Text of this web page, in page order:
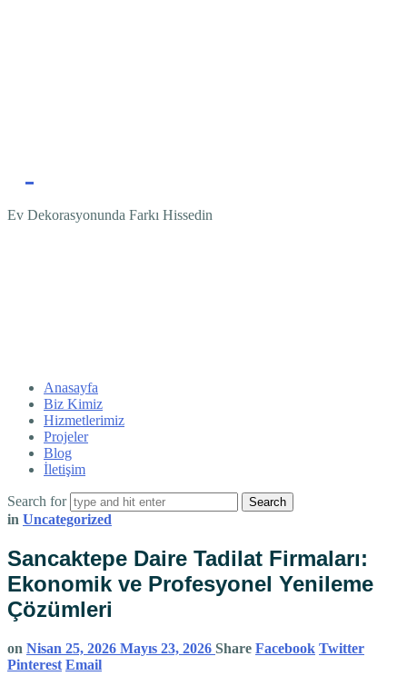
Ev Dekorasyonunda Farkı Hissedin
Anasayfa
Biz Kimiz
Hizmetlerimiz
Projeler
Blog
İletişim
Search for
in Uncategorized
Sancaktepe Daire Tadilat Firmaları:
Ekonomik ve Profesyonel Yenileme
Çözümleri
on Nisan 25, 2026 Mayıs 23, 2026 Share Facebook Twitter
Pinterest Email